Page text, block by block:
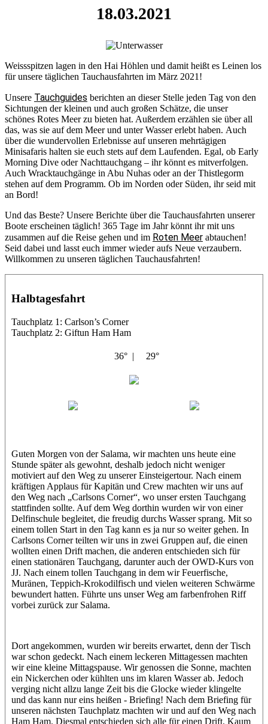
18.03.2021
Weissspitzen lagen in den Hai Höhlen und damit heißt es Leinen los
für unsere täglichen Tauchausfahrten im März 2021!
Unsere Tauchguides berichten an dieser Stelle jeden Tag von den
Sichtungen der kleinen und auch großen Schätze, die unser
schönes Rotes Meer zu bieten hat. Außerdem erzählen sie über all
das, was sie auf dem Meer und unter Wasser erlebt haben. Auch
über die wundervollen Erlebnisse auf unseren mehrtägigen
Minisafaris halten sie euch stets auf dem Laufenden. Egal, ob Early
Morning Dive oder Nachttauchgang – ihr könnt es mitverfolgen.
Auch Wracktauchgänge in Abu Nuhas oder an der Thistlegorm
stehen auf dem Programm. Ob im Norden oder Süden, ihr seid mit
an Bord!
Und das Beste? Unsere Berichte über die Tauchausfahrten unserer
Boote erscheinen täglich! 365 Tage im Jahr könnt ihr mit uns
zusammen auf die Reise gehen und im Roten Meer abtauchen!
Seid dabei und lasst euch immer wieder aufs Neue verzaubern.
Willkommen zu unseren täglichen Tauchausfahrten!
Halbtagesfahrt
Tauchplatz 1: Carlson’s Corner
Tauchplatz 2: Giftun Ham Ham
36° | 29°
Guten Morgen von der Salama, wir machten uns heute eine
Stunde später als gewohnt, deshalb jedoch nicht weniger
motiviert auf den Weg zu unserer Einsteigertour. Nach einem
kräftigen Applaus für Kapitän und Crew machten wir uns auf
den Weg nach „Carlsons Corner“, wo unser ersten Tauchgang
stattfinden sollte. Auf dem Weg dorthin wurden wir von einer
Delfinschule begleitet, die freudig durchs Wasser sprang. Mit so
einem tollen Start in den Tag kann es ja nur so weiter gehen. In
Carlsons Corner teilten wir uns in zwei Gruppen auf, die einen
wollten einen Drift machen, die anderen entschieden sich für
einen stationären Tauchgang, darunter auch der OWD-Kurs von
JJ. Nach einem tollen Tauchgang in dem wir Feuerfische,
Muränen, Teppich-Krokodilfisch und vielen weiteren Schwärme
bewundert hatten. Führte uns unser Weg am farbenfrohen Riff
vorbei zurück zur Salama.
Dort angekommen, wurden wir bereits erwartet, denn der Tisch
war schon gedeckt. Nach einem leckeren Mittagessen machten
wir eine kleine Mittagspause. Wir genossen die Sonne, machten
ein Nickerchen oder kühlten uns im klaren Wasser ab. Jedoch
verging nicht allzu lange Zeit bis die Glocke wieder klingelte
und das kann nur eins heißen - Briefing! Nach dem Briefing für
unseren nächsten Tauchplatz machten wir und auf den Weg nach
Ham Ham. Diesmal entschieden sich alle für einen Drift. Kaum